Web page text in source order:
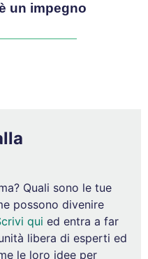
un impegno
Quali sono le tue
possono divenire
qui ed entra a far
libera di esperti ed
le loro idee per